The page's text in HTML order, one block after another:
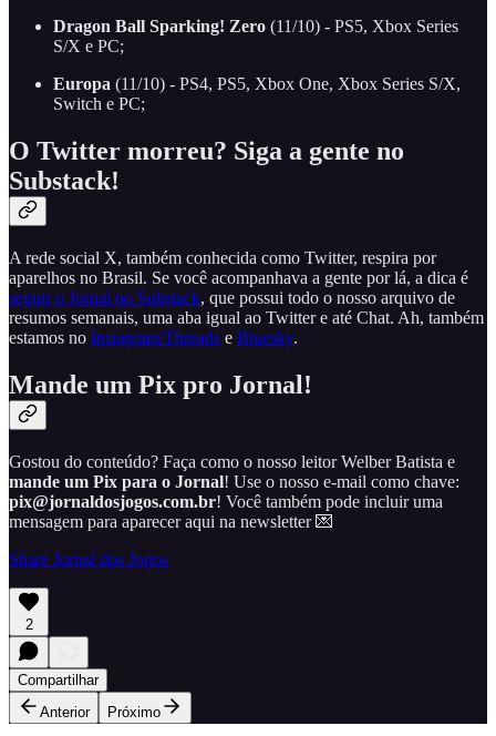
Dragon Ball Sparking! Zero (11/10) - PS5, Xbox Series
S/X e PC;
Europa (11/10) - PS4, PS5, Xbox One, Xbox Series S/X,
Switch e PC;
O Twitter morreu? Siga a gente no
Substack!
A rede social X, também conhecida como Twitter, respira por
aparelhos no Brasil. Se você acompanhava a gente por lá, a dica é
seguir o Jornal no Substack, que possui todo o nosso arquivo de
resumos semanais, uma aba igual ao Twitter e até Chat. Ah, também
estamos no Instagram/Threads e Bluesky.
Mande um Pix pro Jornal!
Gostou do conteúdo? Faça como o nosso leitor Welber Batista e
mande um Pix para o Jornal! Use o nosso e-mail como chave:
pix@jornaldosjogos.com.br! Você também pode incluir uma
mensagem para aparecer aqui na newsletter 💌
Share Jornal dos Jogos
2
Compartilhar
Anterior
Próximo